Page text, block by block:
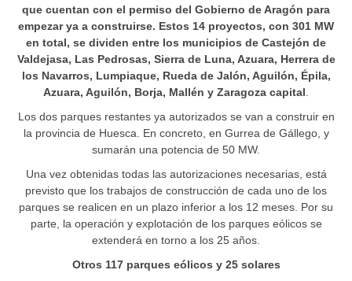
que cuentan con el permiso del Gobierno de Aragón para
empezar ya a construirse. Estos 14 proyectos, con 301 MW
en total, se dividen entre los municipios de Castejón de
Valdejasa, Las Pedrosas, Sierra de Luna, Azuara, Herrera de
los Navarros, Lumpiaque, Rueda de Jalón, Aguilón, Épila,
Azuara, Aguilón, Borja, Mallén y Zaragoza capital
Los dos parques restantes ya autorizados se van a construir en
la provincia de Huesca. En concreto, en Gurrea de Gállego, y
sumarán una potencia de 50 MW.
Una vez obtenidas todas las autorizaciones necesarias, está
previsto que los trabajos de construcción de cada uno de los
parques se realicen en un plazo inferior a los 12 meses. Por su
parte, la operación y explotación de los parques eólicos se
extenderá en torno a los 25 años.
Otros 117 parques eólicos y 25 solares